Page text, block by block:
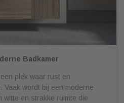
Badkamer
plek waar rust en
Vaak wordt bij een moderne
witte en strakke ruimte die